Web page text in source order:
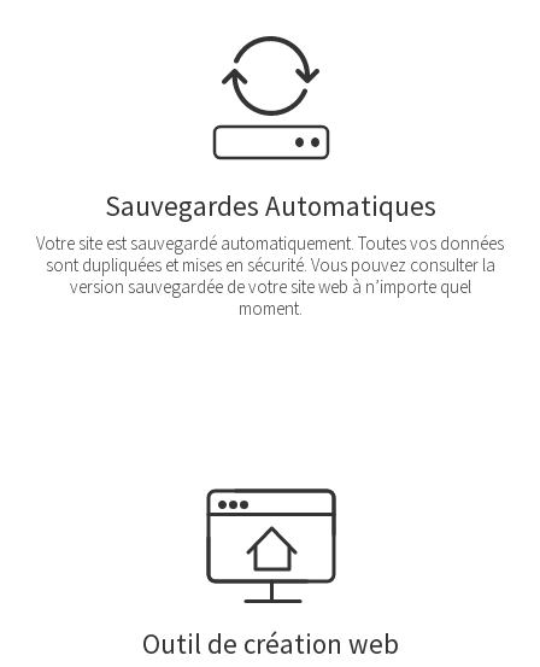
Sauvegardes Automatiques
Votre site est sauvegardé automatiquement. Toutes vos données
sont dupliquées et mises en sécurité. Vous pouvez consulter la
version sauvegardée de votre site web à n’importe quel
moment.
Outil de création web